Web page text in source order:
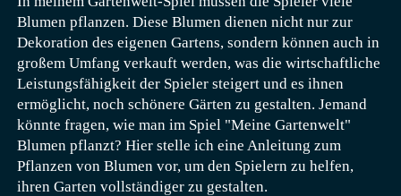
kinderbildungsrelevante Apps veröffentlicht, über 2500
Episoden von Kinderliedern und Animationen zu
verschiedenen Themen wie Gesundheit, Sprache,
Gesellschaft, Wissenschaft, Kunst und anderen
Bereichen. ————— Kontaktiere uns:
ser@babybus.com Besuche uns:
http://www.babybus.com
Die Anleitung zum Teambildung im Spiel ist eigentlich
sehr einfach, und der Ablauf ist bequem. Die Spieler
wählen in der Freundesliste auf der Hauptoberfläche
einen online-Freund aus und klicken auf die Einladung
Blumen pflanzen. Diese Blumen dienen nicht nur zur
Dekoration des eigenen Gartens, sondern können auch in
großem Umfang verkauft werden, was die wirtschaftliche
Leistungsfähigkeit der Spieler steigert und es ihnen
ermöglicht, noch schönere Gärten zu gestalten. Jemand
könnte fragen, wie man im Spiel "Meine Gartenwelt"
Blumen pflanzt? Hier stelle ich eine Anleitung zum
Pflanzen von Blumen vor, um den Spielern zu helfen,
ihren Garten vollständiger zu gestalten.